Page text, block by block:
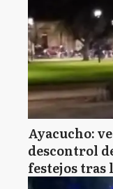
Ayacucho:
descontrol
festejos tras